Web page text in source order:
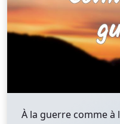
À la guerre comme à